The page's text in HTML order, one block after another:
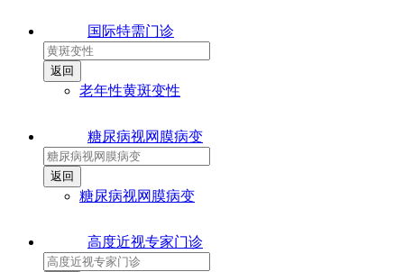
国际特需门诊
老年性黄斑变性
糖尿病视网膜病变
糖尿病视网膜病变
高度近视专家门诊